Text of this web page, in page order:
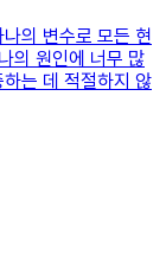
의 변수로 모든 현
의 원인에 너무 많
는 데 적절하지 않